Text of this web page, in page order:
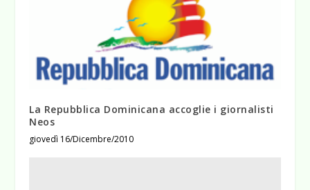
La Repubblica Dominicana accoglie i giornalisti
Neos
giovedì 16/Dicembre/2010